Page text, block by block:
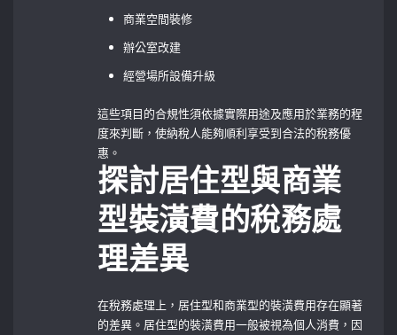
商業空間裝修
辦公室改建
經營場所設備升級
這些項目的合規性須依據實際用途及應用於業務的程
度來判斷，使納稅人能夠順利享受到合法的稅務優
惠。
探討居住型與商業
型裝潢費的稅務處
理差異
在稅務處理上，居住型和商業型的裝潢費用存在顯著
的差異。居住型的裝潢費用一般被視為個人消費，因